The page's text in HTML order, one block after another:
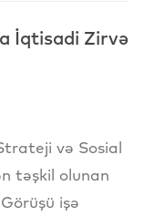
İqtisadi Zirvə
və Sosial
təşkil olunan
işə